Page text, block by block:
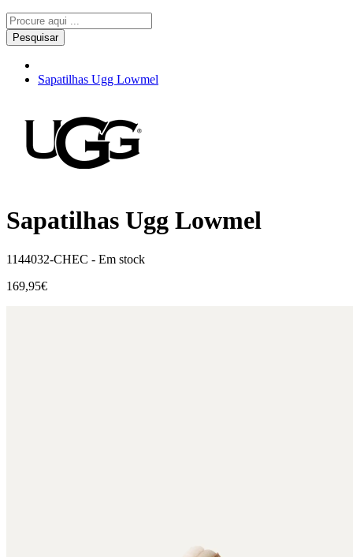
Pesquisar
Sapatilhas Ugg Lowmel
Sapatilhas Ugg Lowmel
1144032-CHEC - Em stock
169,95€